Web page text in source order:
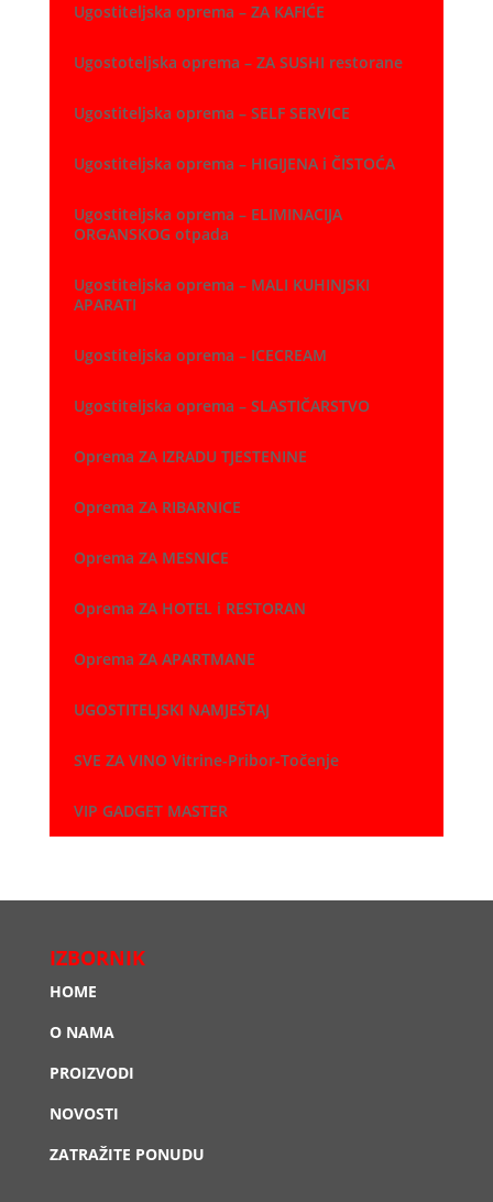
Ugostiteljska oprema – ZA KAFIĆE
Ugostoteljska oprema – ZA SUSHI restorane
Ugostiteljska oprema – SELF SERVICE
Ugostiteljska oprema – HIGIJENA i ČISTOĆA
Ugostiteljska oprema – ELIMINACIJA
ORGANSKOG otpada
Ugostiteljska oprema – MALI KUHINJSKI
APARATI
Ugostiteljska oprema – ICECREAM
Ugostiteljska oprema – SLASTIČARSTVO
Oprema ZA IZRADU TJESTENINE
Oprema ZA RIBARNICE
Oprema ZA MESNICE
Oprema ZA HOTEL i RESTORAN
Oprema ZA APARTMANE
UGOSTITELJSKI NAMJEŠTAJ
SVE ZA VINO Vitrine-Pribor-Točenje
VIP GADGET MASTER
IZBORNIK
HOME
O NAMA
PROIZVODI
NOVOSTI
ZATRAŽITE PONUDU